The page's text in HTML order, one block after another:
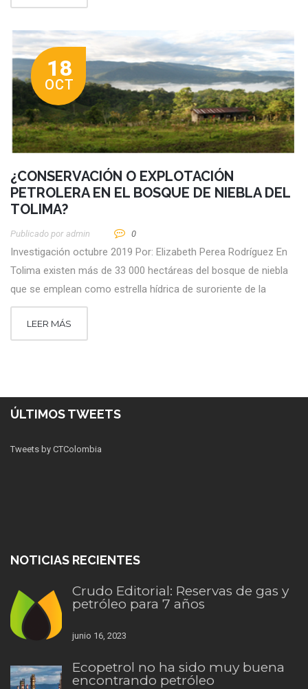
18
OCT
¿CONSERVACIÓN O EXPLOTACIÓN
PETROLERA EN EL BOSQUE DE NIEBLA DEL
TOLIMA?
Publicado por Admin 0
Investigación octubre 2019 Por: Elizabeth Perea Rodríguez En
Tolima existen más de 33 000 hectáreas del bosque de niebla
que se emplean como estrella hídrica de suroriente de la
LEER MÁS
ÚLTIMOS TWEETS
Tweets by CTColombia
NOTICIAS RECIENTES
Crudo Editorial: Reservas de gas y
petróleo para 7 años
junio 16, 2023
Ecopetrol no ha sido muy buena
encontrando petróleo